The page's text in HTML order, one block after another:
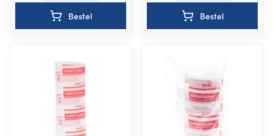
Bestel Bestel